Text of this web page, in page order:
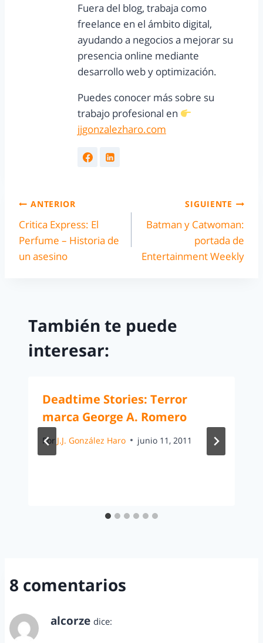
Fuera del blog, trabaja como
freelance en el ámbito digital,
ayudando a negocios a mejorar su
presencia online mediante
desarrollo web y optimización.
Puedes conocer más sobre su
trabajo profesional en
jjgonzalezharo.com
ANTERIOR
Critica Express: El
Perfume – Historia de
un asesino
SIGUIENTE
Batman y Catwoman:
portada de
Entertainment Weekly
También te puede
interesar:
Deadtime Stories: Terror
marca George A. Romero
Por J.J. González Haro junio 11, 2011
8 comentarios
alcorze dice: